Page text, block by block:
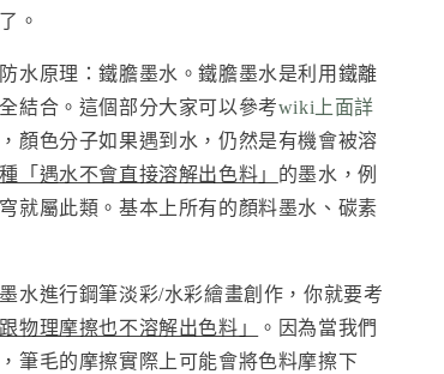
。
水原理：鐵膽墨水。鐵膽墨水是利用鐵離
結合。這個部分大家可以參考wiki上面詳
顏色分子如果遇到水，仍然是有機會被溶
「遇水不會直接溶解出色料」 的墨水，例
就屬此類。基本上所有的顏料墨水、碳素
水進行鋼筆淡彩/水彩繪畫創作，你就要考
物理摩擦也不溶解出色料」
。因為當我們
筆毛的摩擦實際上可能會將色料摩擦下